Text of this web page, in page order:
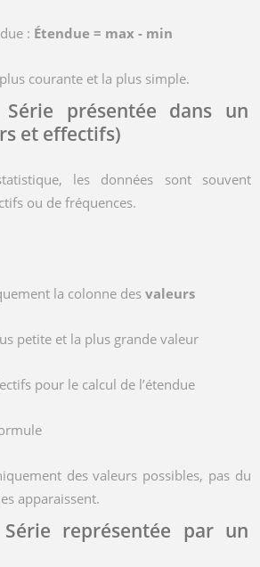
: Étendue = max - min
courante et la plus simple.
présentée dans un
et effectifs)
les données sont souvent
ou de fréquences.
la colonne des valeurs
petite et la plus grande valeur
pour le calcul de l’étendue
des valeurs possibles, pas du
apparaissent.
représentée par un